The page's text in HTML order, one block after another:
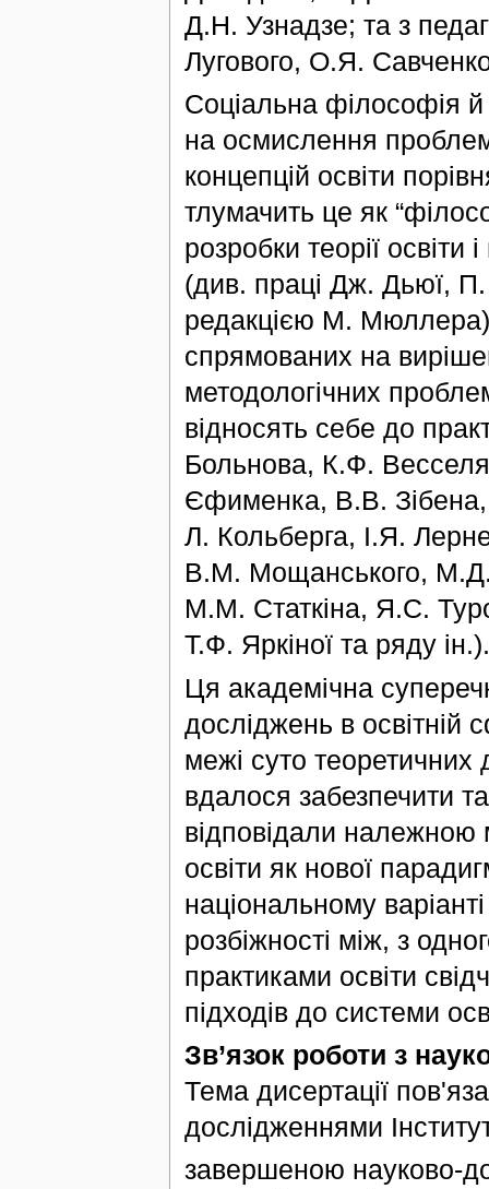
Д.Н. Узнадзе; та з
Лугового, О.Я.
Соціальна філософія
на осмислення
концепцій освіти
тлумачить це як
розробки теорії освіти
(див. праці Дж. Дьюї,
редакцією М.
спрямованих на
методологічних
відносять себе до
Больнова, К.Ф.
Єфименка, В.В.
Л. Кольберга, І.Я.
В.М. Мощанського,
М.М. Статкіна, Я.С.
Т.Ф. Яркіної та ряду ін.).
Ця академічна
досліджень в освітній
межі суто теоретичних
вдалося забезпечити
відповідали належною
освіти як нової
національному
розбіжності між, з
практиками освіти
підходів до системи
Зв’язок роботи з
Тема дисертації
дослідженнями
завершеною науково-